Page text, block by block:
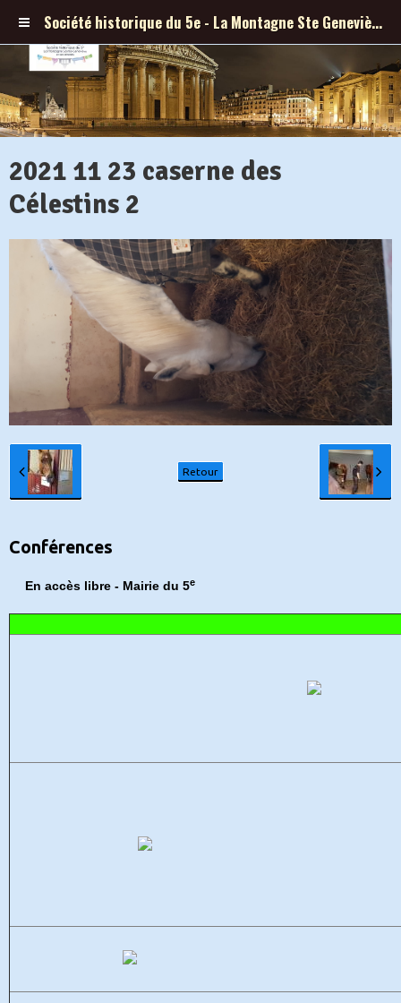
Société historique du 5e - La Montagne Ste Geneviève et ses abords
2021 11 23 caserne des
Célestins 2
Retour
Conférences
En accès libre - Mairie du 5e